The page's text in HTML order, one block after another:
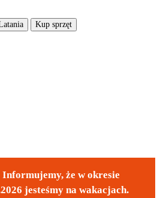
Kup sprzęt
że w okresie
jesteśmy na wakacjach.